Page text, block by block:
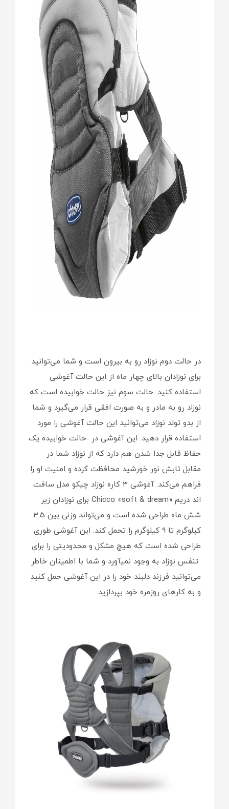
در حالت دوم نوزاد رو به بیرون است و شما می‌توانید
برای نوزادان بالای چهار ماه از این حالت آغوشی
استفاده کنید. حالت سوم نیز حالت خوابیده است که
نوزاد رو به مادر و به صورت افقی قرار می‌گیرد و شما
از بدو تولد نوزاد می‌توانید این حالت آغوشی را مورد
استفاده قرار دهید. این آغوشی در حالت خوابیده یک
حفاظ قابل جدا شدن هم دارد که از نوزاد شما در
مقابل تابش نور خورشید محافظت کرده و امنیت او را
فراهم می‌کند. آغوشی 3 کاره نوزاد چیکو مدل سافت
اند دریم «Chicco «soft & dream برای نوزادان زیر
شش ماه طراحی شده است و می‌تواند وزنی بین 3.5
کیلوگرم تا 9 کیلوگرم را تحمل کند. این آغوشی طوری
طراحی شده است که هیچ مشکل و محدودیتی را برای
تنفس نوزاد به وجود نمی‎آورد و شما با اطمینان خاطر
می‌توانید فرزند دلبند خود را در این آغوشی حمل کنید
و به کارهای روزمره خود بپردازید.